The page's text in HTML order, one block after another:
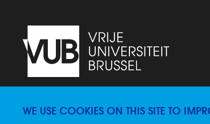
02/629.20.10
WE USE COOKIES ON THIS SITE TO